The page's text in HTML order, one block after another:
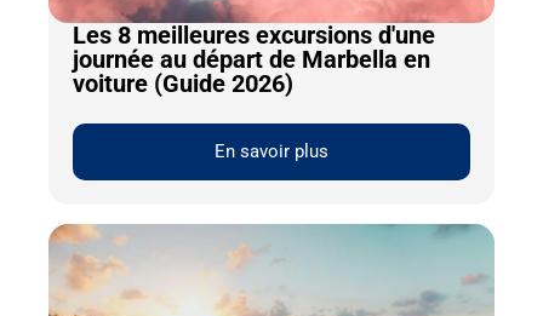
Les 8 meilleures excursions d'une
journée au départ de Marbella en
voiture (Guide 2026)
En savoir plus